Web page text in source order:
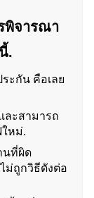
พิจารณา
.
ะกัน คือเลย
ละสามารถ
หม่.
นที่ผิด
ม่ถูกวิธีดังต่อ